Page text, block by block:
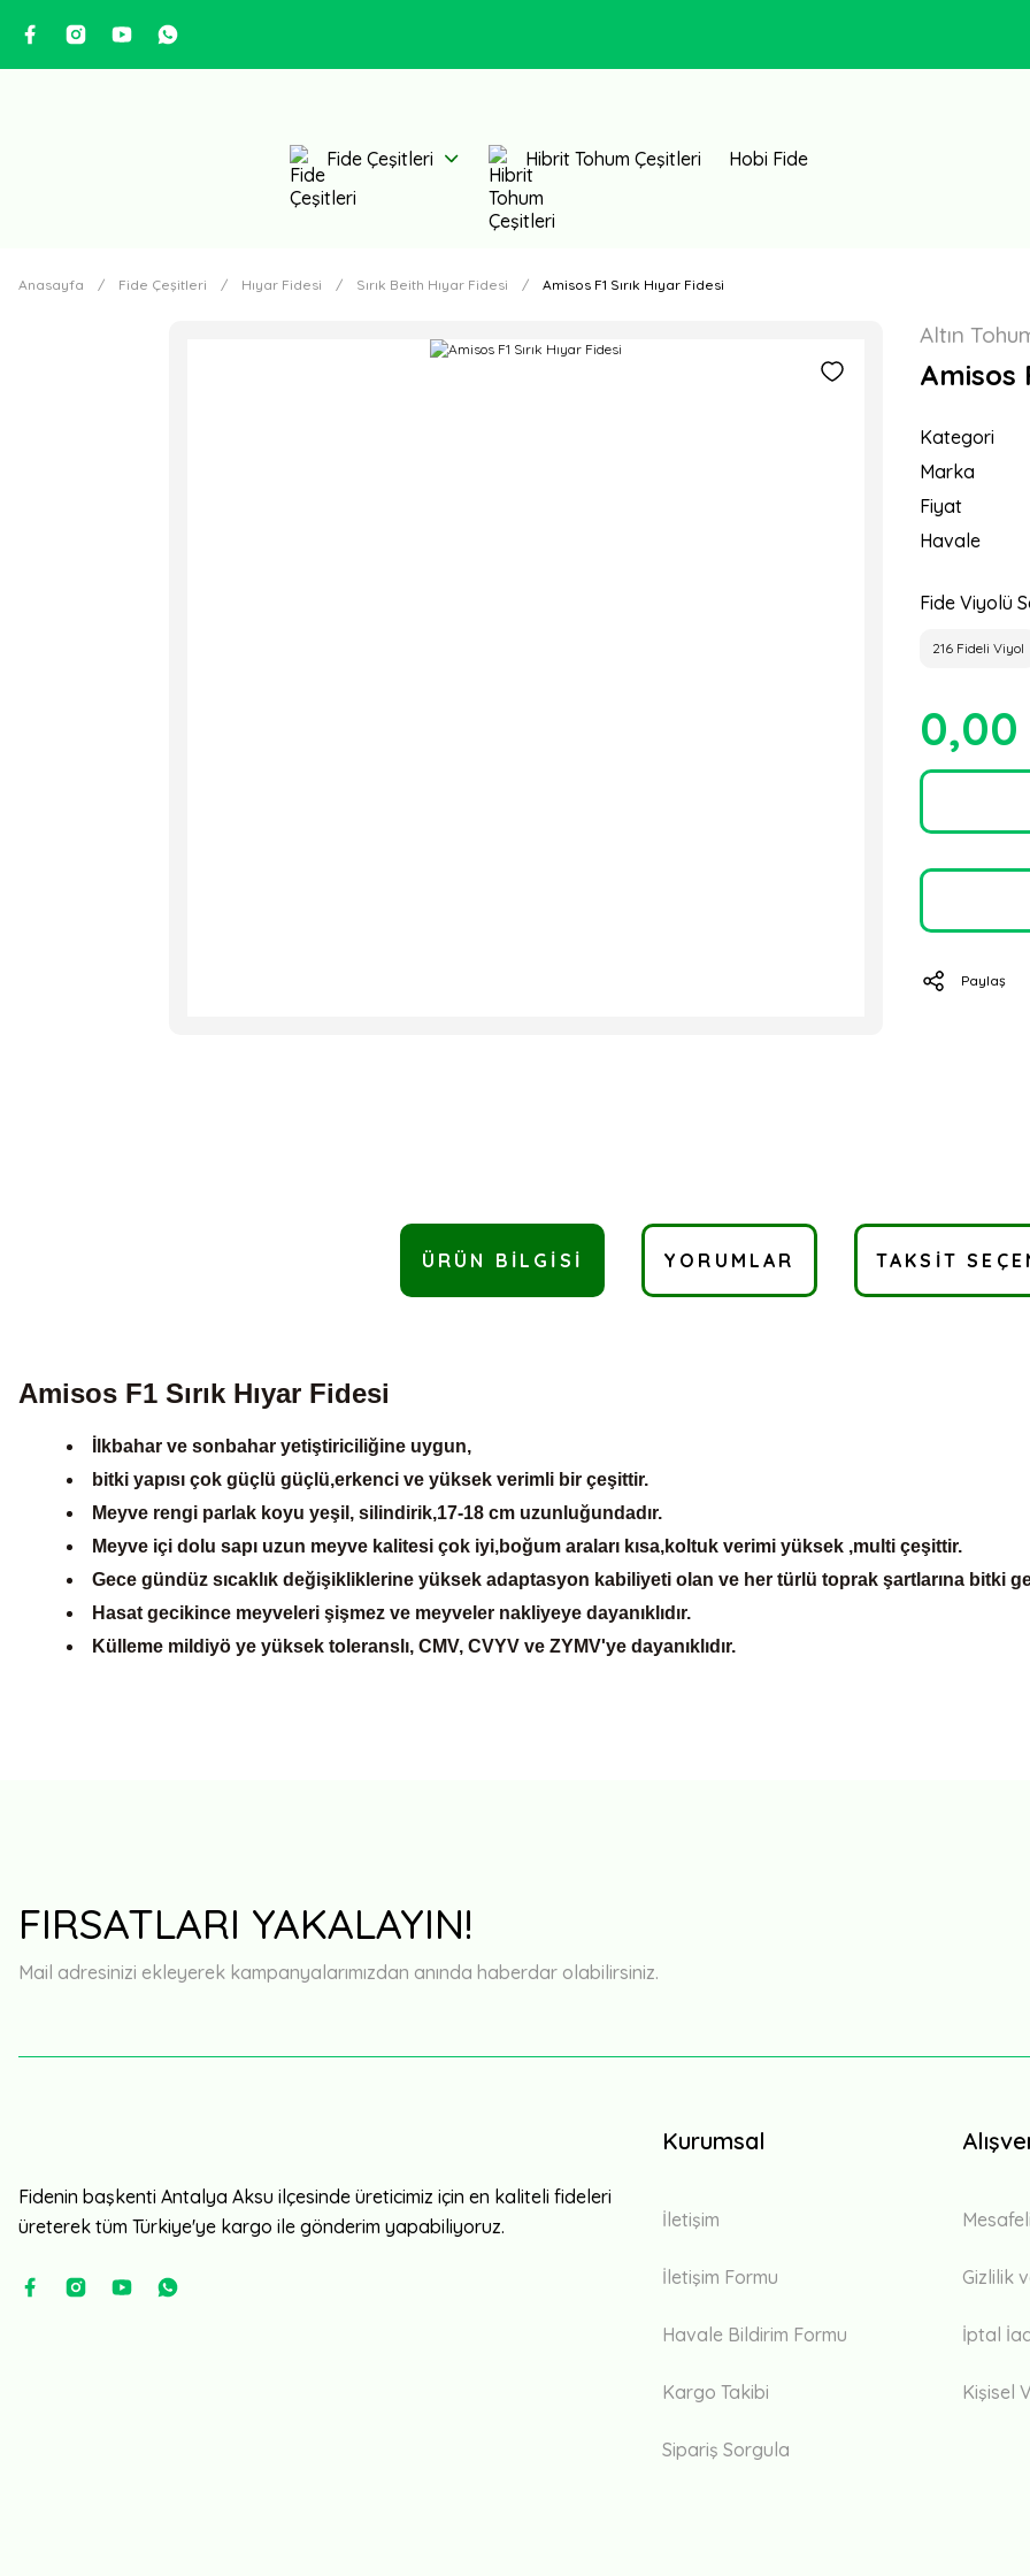
Fide Çeşitleri Hibrit Tohum Çeşitleri Hobi Fide
Anasayfa Fide Çeşitleri Hıyar Fidesi Sırık Beith Hıyar Fidesi Amisos F1 Sırık Hıyar Fidesi
Altın
Amisos
Kategori
Marka
Fiyat
Havale
Fide Viyolü
216 Fideli Viyol
0,00
Paylaş
ÜRÜN BILGISI YORUMLAR TAKSIT
Amisos F1 Sırık Hıyar Fidesi
İlkbahar ve sonbahar yetiştiriciliğine uygun,
bitki yapısı çok güçlü güçlü,erkenci ve yüksek verimli bir çeşittir.
Meyve rengi parlak koyu yeşil, silindirik,17-18 cm uzunluğundadır.
Meyve içi dolu sapı uzun meyve kalitesi çok iyi,boğum araları kısa,koltuk verimi yüksek ,multi çeşittir.
Gece gündüz sıcaklık değişikliklerine yüksek adaptasyon kabiliyeti olan ve her türlü toprak şartlarına bitki
Hasat gecikince meyveleri şişmez ve meyveler nakliyeye dayanıklıdır.
Külleme mildiyö ye yüksek toleranslı, CMV, CVYV ve ZYMV'ye dayanıklıdır.
FIRSATLARI YAKALAYIN!
Mail adresinizi ekleyerek kampanyalarımızdan anında haberdar olabilirsiniz.
Fidenin başkenti Antalya Aksu ilçesinde üreticimiz için en kaliteli fideleri
üreterek tüm Türkiye'ye kargo ile gönderim yapabiliyoruz.
Kurumsal
İletişim
İletişim Formu
Havale Bildirim Formu
Kargo Takibi
Sipariş Sorgula
Gizlilik
İptal
Kişisel